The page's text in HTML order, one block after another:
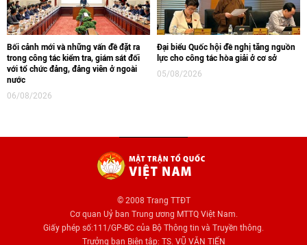
Bối cảnh mới và những vấn đề đặt ra
trong công tác kiểm tra, giám sát đối
với tổ chức đảng, đảng viên ở ngoài
nước
06/08/2026
Đại biểu Quốc hội đề nghị tăng nguồn
lực cho công tác hòa giải ở cơ sở
05/08/2026
© 2008 Trang TTĐT
Cơ quan Uỷ ban Trung ương MTTQ Việt Nam.
Giấy phép số:111/GP-BC của Bộ Thông tin và Truyền thông.
Trưởng ban Biên tập: TS. VŨ VĂN TIẾN